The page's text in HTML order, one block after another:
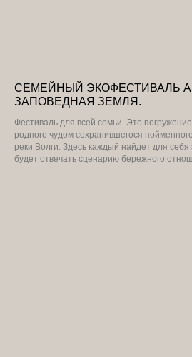
СЕМЕЙНЫЙ ЭКОФЕСТИВАЛЬ
ЗАПОВЕДНАЯ ЗЕМЛЯ.
Фестиваль для всей семьи. Это
родного чудом сохранившегося
реки Волги. Здесь каждый найдет для
будет отвечать сценарию бережного